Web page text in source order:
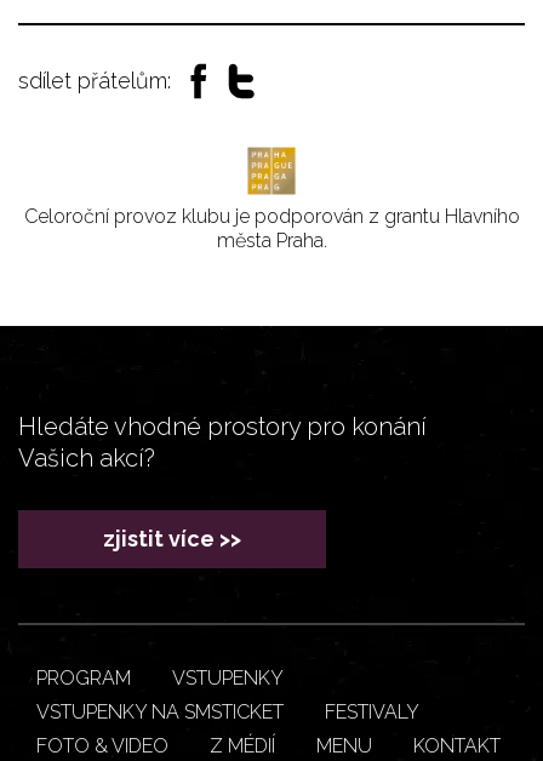
sdílet přátelům:
Celoroční provoz klubu je podporován z grantu Hlavního
města Praha.
Hledáte vhodné prostory pro konání
Vašich akcí?
zjistit více >>
PROGRAM
VSTUPENKY
VSTUPENKY NA SMSTICKET
FESTIVALY
FOTO & VIDEO
Z MÉDIÍ MENU
KONTAKT